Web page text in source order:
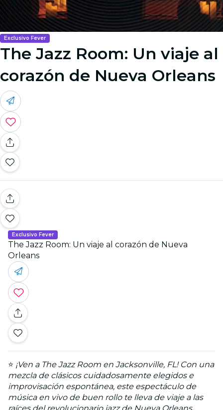
Image 4
Exclusivo Fever
The Jazz Room: Un viaje al
corazón de Nueva Orleans
Exclusivo Fever
The Jazz Room: Un viaje al corazón de Nueva
Orleans
⭐ ¡Ven a The Jazz Room en Jacksonville, FL! Con una
mezcla de clásicos cuidadosamente elegidos e
improvisación espontánea, este espectáculo de
música en vivo de buen rollo te lleva de viaje a las
raíces del revolucionario jazz de Nueva Orleans.